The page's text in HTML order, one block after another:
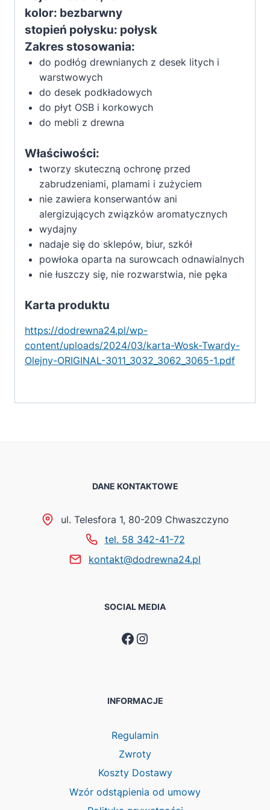
kolor: bezbarwny
stopień połysku: połysk
Zakres stosowania:
do podłóg drewnianych z desek litych i
warstwowych
do desek podkładowych
do płyt OSB i korkowych
do mebli z drewna
Właściwości:
tworzy skuteczną ochronę przed
zabrudzeniami, plamami i zużyciem
nie zawiera konserwantów ani
alergizujących związków aromatycznych
wydajny
nadaje się do sklepów, biur, szkół
powłoka oparta na surowcach odnawialnych
nie łuszczy się, nie rozwarstwia, nie pęka
Karta produktu
https://dodrewna24.pl/wp-
content/uploads/2024/03/karta-Wosk-Twardy-
Olejny-ORIGINAL-3011_3032_3062_3065-1.pdf
DANE KONTAKTOWE
ul. Telesfora 1, 80-209 Chwaszczyno
tel. 58 342-41-72
kontakt@dodrewna24.pl
SOCIAL MEDIA
Facebook
Instagram
INFORMACJE
Regulamin
Zwroty
Koszty Dostawy
Wzór odstąpienia od umowy